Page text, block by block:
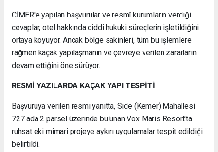
CİMER'e yapılan başvurular ve resmî kurumların verdiği
cevaplar, otel hakkında ciddi hukuki süreçlerin işletildiğini
ortaya koyuyor. Ancak bölge sakinleri, tüm bu işlemlere
rağmen kaçak yapılaşmanın ve çevreye verilen zararların
devam ettiğini öne sürüyor.
RESMİ YAZILARDA KAÇAK YAPI TESPİTİ
Başvuruya verilen resmi yanıtta, Side (Kemer) Mahallesi
727 ada 2 parsel üzerinde bulunan Vox Maris Resort'ta
ruhsat eki mimari projeye aykırı uygulamalar tespit edildiği
belirtildi.